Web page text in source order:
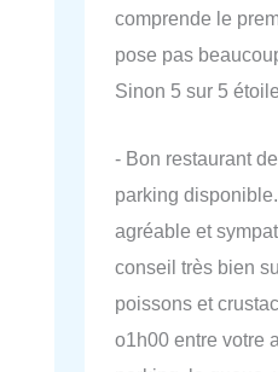
comprende le
pose pas
Sinon 5 sur 5
- Bon restaurant
parking
agréable et
conseil très bien
poissons et
o1h00 entre votre